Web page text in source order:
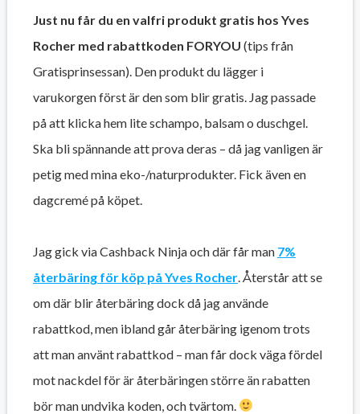
Just nu får du en valfri produkt gratis hos Yves
Rocher med rabattkoden FORYOU (tips från
Gratisprinsessan). Den produkt du lägger i
varukorgen först är den som blir gratis. Jag passade
på att klicka hem lite schampo, balsam o duschgel.
Ska bli spännande att prova deras – då jag vanligen är
petig med mina eko-/naturprodukter. Fick även en
dagcremé på köpet.
Jag gick via Cashback Ninja och där får man 7%
återbäring för köp på Yves Rocher. Återstår att se
om där blir återbäring dock då jag använde
rabattkod, men ibland går återbäring igenom trots
att man använt rabattkod – man får dock väga fördel
mot nackdel för är återbäringen större än rabatten
bör man undvika koden, och tvärtom.